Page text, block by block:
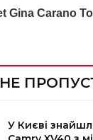
НЕ
У Києві